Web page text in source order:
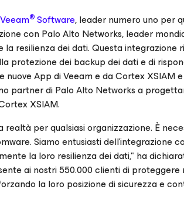
Veeam® Software, leader numero uno per
con Palo Alto Networks, leader
resilienza dei dati. Questa
protezione dei backup dei dati e di
App di Veeam e da Cortex XSIAM
partner di Palo Alto Networks a
XSIAM.
per qualsiasi organizzazione. È
Siamo entusiasti dell’integrazione
la loro resilienza dei dati," ha
ai nostri 550.000 clienti di
la loro posizione di sicurezza e